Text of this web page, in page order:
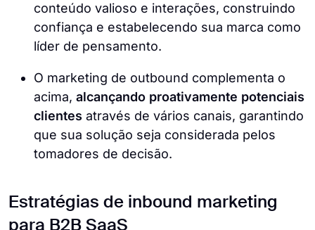
conteúdo valioso e interações, construindo
confiança e estabelecendo sua marca como
líder de pensamento.
O marketing de outbound complementa o
acima, alcançando proativamente potenciais
clientes através de vários canais, garantindo
que sua solução seja considerada pelos
tomadores de decisão.
Estratégias de inbound marketing
para B2B SaaS